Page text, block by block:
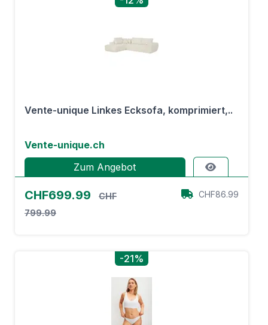
Vente-unique Linkes Ecksofa, komprimiert,..
Vente-unique.ch
Zum Angebot
CHF699.99
CHF
799.99
CHF86.99
-21%